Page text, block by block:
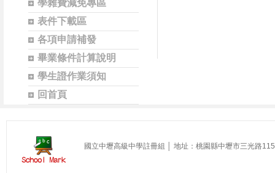
學雜費減免專區
表件下載區
各項申請補發
畢業條件計算說明
學生證作業須知
回首頁
國立中壢高級中學註冊組 │ 地址：桃園縣中壢市三光路